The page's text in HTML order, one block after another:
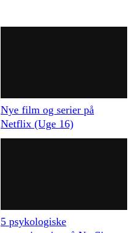
Nye film og serier på
Netflix (Uge 16)
5 psykologiske